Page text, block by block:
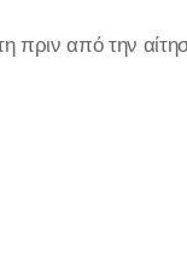
πριν από την